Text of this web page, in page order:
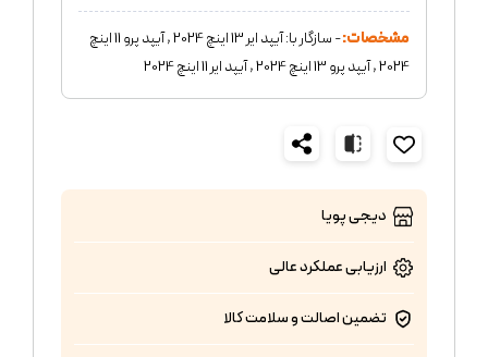
مشخصات:
- سازگار با: آیپد ایر 13 اینچ 2024 , آیپد پرو 11 اینچ
2024 , آیپد پرو 13 اینچ 2024 , آیپد ایر 11 اینچ 2024
دیجی پویا
ارزیابی عملکردعالی
تضمین اصالت و سلامت کالا